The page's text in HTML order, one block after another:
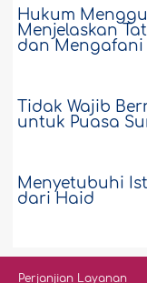
Hukum
Menjelaskan
dan Mengafani
Tidak Wajib
untuk Puasa
Menyetubuhi
dari Haid
Perjanjian Layanan